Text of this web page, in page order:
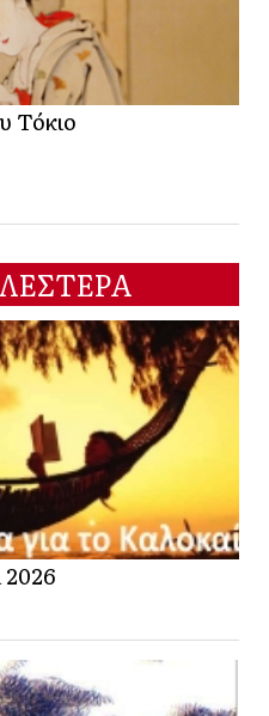
Τόκιο
2026